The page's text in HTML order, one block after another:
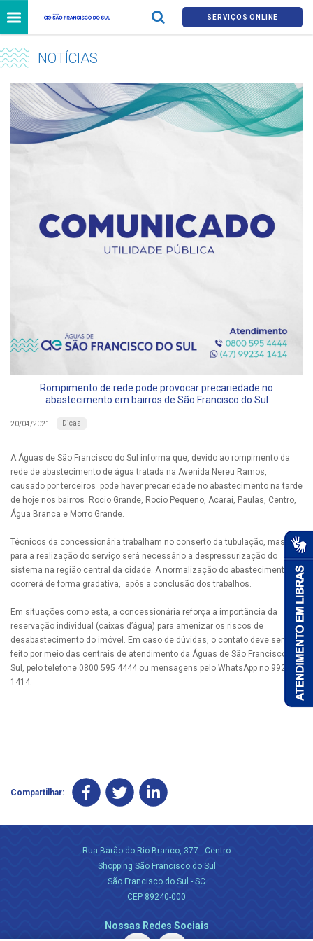
SERVIÇOS ONLINE
NOTÍCIAS
Rompimento de rede pode provocar precariedade no
abastecimento em bairros de São Francisco do Sul
20/04/2021 Dicas
A Águas de São Francisco do Sul informa que, devido ao rompimento da
rede de abastecimento de água tratada na Avenida Nereu Ramos,
causado por terceiros pode haver precariedade no abastecimento na tarde
de hoje nos bairros Rocio Grande, Rocio Pequeno, Acaraí, Paulas, Centro,
Água Branca e Morro Grande.
Técnicos da concessionária trabalham no conserto da tubulação, mas
para a realização do serviço será necessário a despressurização do
sistema na região central da cidade. A normalização do abastecimento
ocorrerá de forma gradativa, após a conclusão dos trabalhos.
Em situações como esta, a concessionária reforça a importância da
reservação individual (caixas d’água) para amenizar os riscos de
desabastecimento do imóvel. Em caso de dúvidas, o contato deve ser
feito por meio das centrais de atendimento da Águas de São Francisco do
Sul, pelo telefone 0800 595 4444 ou mensagens pelo WhatsApp no 99234
1414.
Compartilhar:
Rua Barão do Rio Branco, 377 - Centro
Shopping São Francisco do Sul
São Francisco do Sul - SC
CEP 89240-000
Nossas Redes Sociais